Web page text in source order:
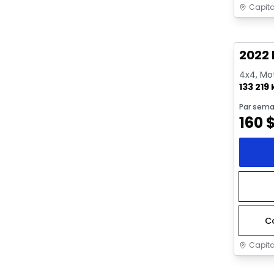
Très
2022
4x4,
133 219
Par
160$
Très